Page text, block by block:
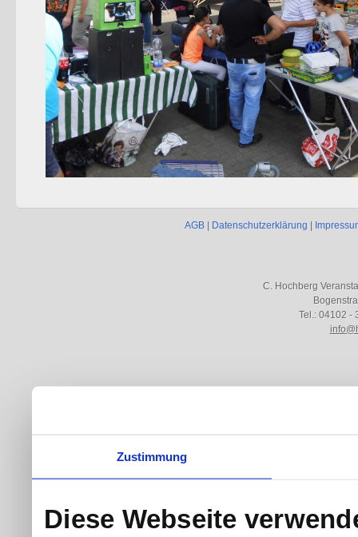
Zustimmung
Diese Webseite
AGB| Datenschutzerklärung
C. Hochberg
Tel.: 04102 -